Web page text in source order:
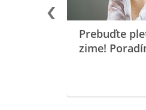
Prebuďte
zime!